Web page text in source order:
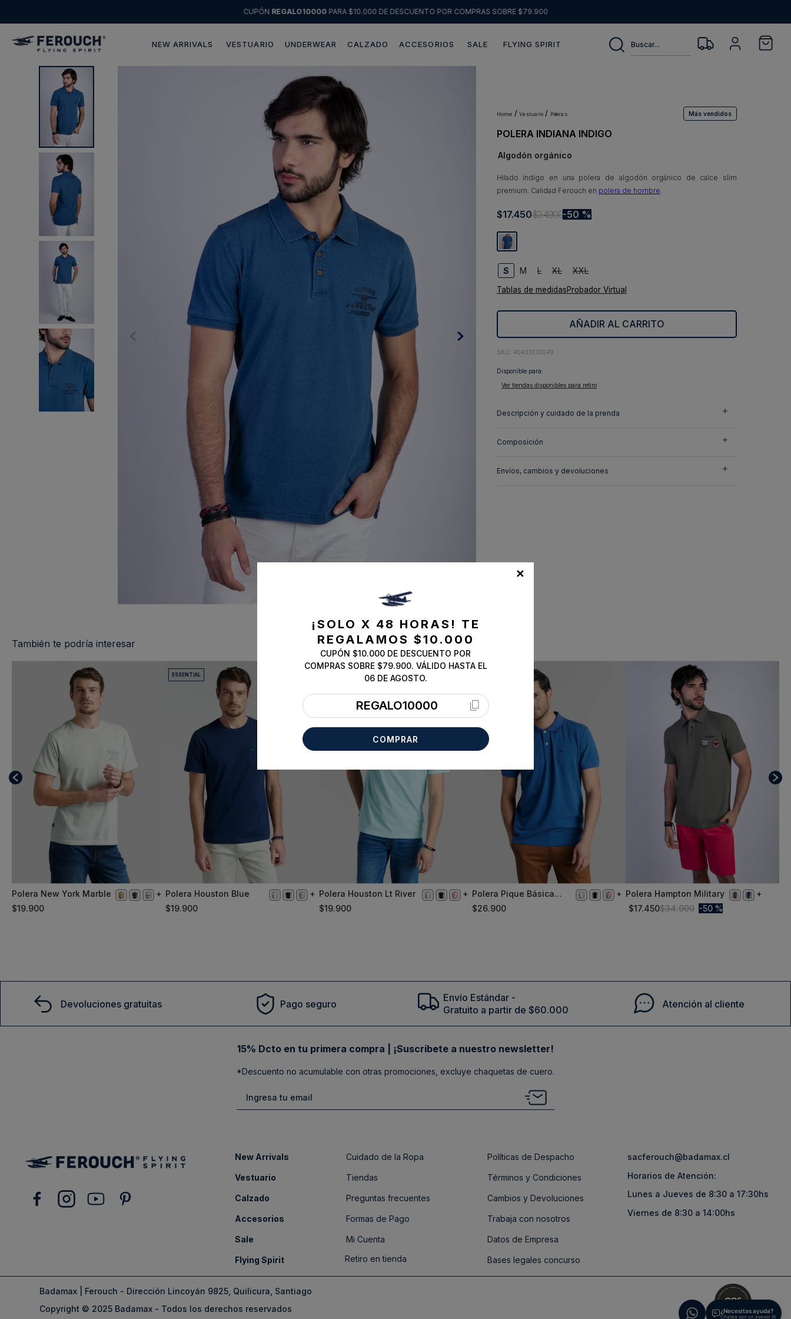
¿Necesitas ayuda?
Chatea con un asesor IA
CUPÓN REGALO10000PARA $10.000 DE DESCUENTO POR COMPRAS SOBRE $79.900
NEW ARRIVALS VESTUARIO UNDERWEAR CALZADO ACCESORIOS SALE FLYING SPIRIT
Buscar...
vestuario poleras Más vendidos
POLERA INDIANA INDIGO
Algodón orgánico
Hilado índigo en una polera de algodón orgánico de calce slim
premium. Calidad Ferouch en polera de hombre.
$17.450$34.900 50 %
S M L XL XXL
Tablas de medidasProbador Virtual
AÑADIR AL CARRITO
: 404311U0049
Disponible para:
Ver tiendas disponibles para retiro
Descripción y cuidado de la prenda
Composición
Envíos, cambios y devoluciones
También te podría interesar
XL
Polera New York Marble
$19.900
XL
ESSENTIAL
Polera Houston Blue
$19.900
XL
Polera Houston Lt River
$19.900
XL
Polera Pique Básica
Steel
$26.900
S
Polera Hampton Military
$17.450$34.900 50 %
Devoluciones gratuitas Pago seguro
Envío Estándar -
Gratuito a partir de $60.000
Atención al cliente
15% Dcto en tu primera compra | ¡Suscribete a nuestro newsletter!
*Descuento no acumulable con otras promociones, excluye chaquetas de cuero.
New Arrivals
Vestuario
Calzado
Accesorios
Sale
Flying Spirit
Cuidado de la Ropa
Tiendas
Preguntas frecuentes
Formas de Pago
Mi Cuenta
Retiro en tienda
Políticas de Despacho
Términos y Condiciones
Cambios y Devoluciones
Trabaja con nosotros
Datos de Empresa
Bases legales concurso
sacferouch@badamax.cl
Horarios de Atención:
Lunes a Jueves de 8:30 a 17:30hs
Viernes de 8:30 a 14:00hs
Badamax | Ferouch - Dirección Lincoyán 9825, Quilicura, Santiago
Copyright © 2025 Badamax - Todos los derechos reservados
✕
¡SOLO X 48 HORAS! TE
REGALAMOS $10.000
CUPÓN $10.000 DE DESCUENTO POR
COMPRAS SOBRE $79.900. VÁLIDO HASTA EL
06 DE AGOSTO.
REGALO10000
COMPRAR
3
7.
chaqueta
poleron
abrigo